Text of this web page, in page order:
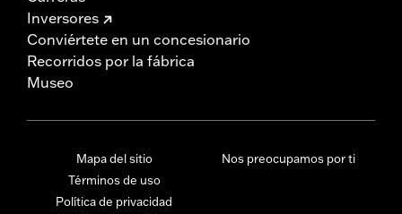
Inversores
Conviértete en un concesionario
Recorridos por la fábrica
Museo
Mapa del sitio
Términos de uso
Política de privacidad
Nos preocupamos por ti